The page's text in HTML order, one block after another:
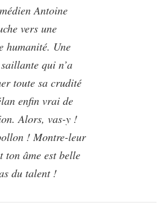
Antoine
vers une
humanité. Une
qui n’a
toute sa crudité
enfin vrai de
Alors, vas-y !
! Montre-leur
ton âme est belle
du talent !